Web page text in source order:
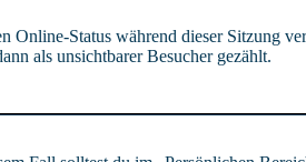
Status während dieser Sitzung
als unsichtbarer Besucher gezählt.